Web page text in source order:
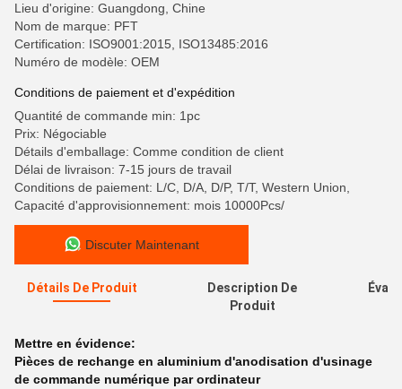
Lieu d'origine: Guangdong, Chine
Nom de marque: PFT
Certification: ISO9001:2015, ISO13485:2016
Numéro de modèle: OEM
Conditions de paiement et d'expédition
Quantité de commande min: 1pc
Prix: Négociable
Détails d'emballage: Comme condition de client
Délai de livraison: 7-15 jours de travail
Conditions de paiement: L/C, D/A, D/P, T/T, Western Union,
Capacité d'approvisionnement: mois 10000Pcs/
Discuter Maintenant
Détails De Produit
Description De
Produit
Mettre en évidence:
Pièces de rechange en aluminium d'anodisation d'usinage
de commande numérique par ordinateur